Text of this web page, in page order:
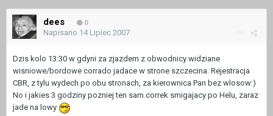
dees 0
Napisano 14 Lipiec 2007
Dzis kolo 13:30 w gdyni za zjazdem z obwodnicy widziane
wisniowe/bordowe corrado jadace w strone szczecina. Rejestracja
CBR, z tylu wydech po obu stronach, za kierownica Pan bez wlosow:)
No i jakies 3 godziny pozniej ten sam correk smigajacy po Helu, zaraz
jade na lowy